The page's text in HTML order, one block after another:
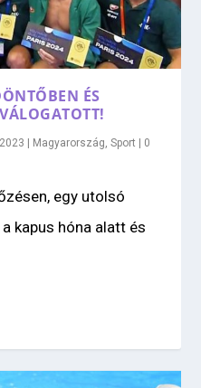
ÉS
| Magyarország ,Sport | 0
egy utolsó
kapus hóna alatt és